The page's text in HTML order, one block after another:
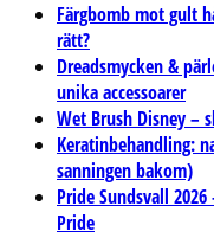
Färgbomb mot gult
rätt?
Dreadsmycken &
unika accessoarer
Wet Brush Disney –
Keratinbehandling:
sanningen bakom)
Pride Sundsvall
Pride